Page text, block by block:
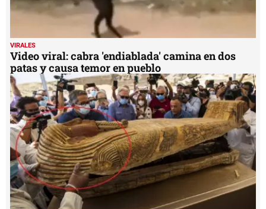
VIRALES
Video viral: cabra 'endiablada' camina en dos
patas y causa temor en pueblo